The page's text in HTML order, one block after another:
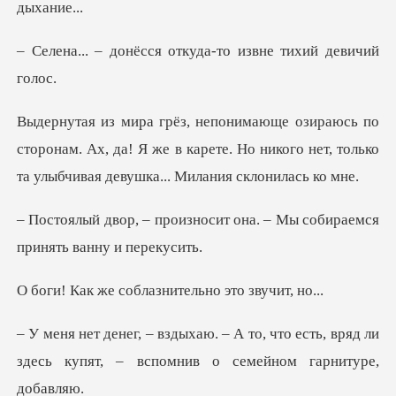
ся откуда-то извне
оронам. Ах, да! Я же в карете. Но никого нет, тольк
осит она. – Мы собираемся
соблазнительно
, что есть, вряд ли
здесь купят, – вс